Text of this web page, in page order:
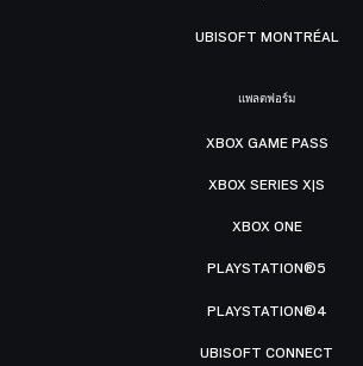
UBISOFT MONTRÉAL
แพลตฟอร์ม
XBOX GAME PASS
XBOX SERIES X|S
XBOX ONE
PLAYSTATION®5
PLAYSTATION®4
UBISOFT CONNECT